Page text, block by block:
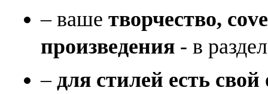
– ваше творчество,
произведения - в
–для стилей есть